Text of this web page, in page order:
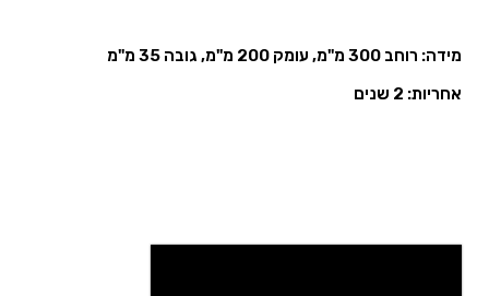
מידה: רוחב 300 מ"מ, עומק 200 מ"מ, גובה 35 מ"מ
אחריות: 2 שנים